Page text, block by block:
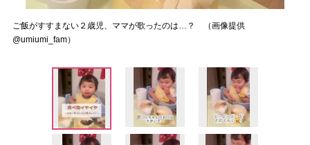
ご飯がすすまない２歳児、ママが歌ったのは…？ （画像提供
@umiumi_fam）